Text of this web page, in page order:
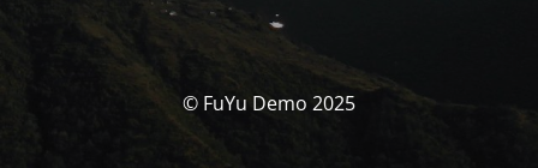
© FuYu Demo 2025